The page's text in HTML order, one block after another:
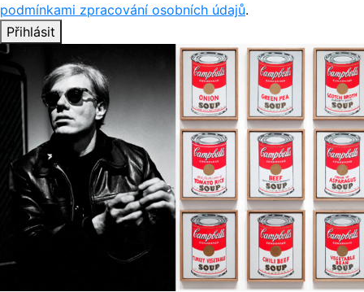
podmínkami zpracování osobních údajů.
Přihlásit